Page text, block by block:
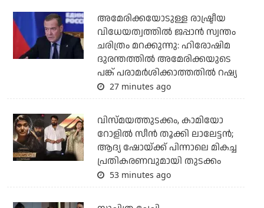
അമേരിക്കയോടുള്ള രാഷ്ട്രീയ
വിധേയത്വത്തില്‍ ജപ്പാന്‍ സ്വന്തം
ചരിത്രം മറക്കുന്നു: ഹിരോഷിമ
ദുരന്തത്തില്‍ അമേരിക്കയുടെ
പങ്ക് പരാമര്‍ശിക്കാത്തതില്‍ റഷ്യ
27 minutes ago
വിസ്മയത്തുടക്കം, കാമിയോ
റോളില്‍ സീന്‍ തൂക്കി ലാലേട്ടന്‍;
ആദ്യ ഷോയ്ക്ക് പിന്നാലെ മികച്ച
പ്രതികരണവുമായി തുടക്കം
53 minutes ago